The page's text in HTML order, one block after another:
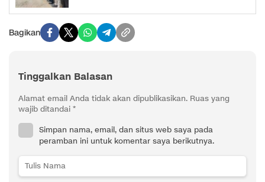
Bagikan
Tinggalkan Balasan
Alamat email Anda tidak akan dipublikasikan. Ruas yang
wajib ditandai *
Simpan nama, email, dan situs web saya pada
peramban ini untuk komentar saya berikutnya.